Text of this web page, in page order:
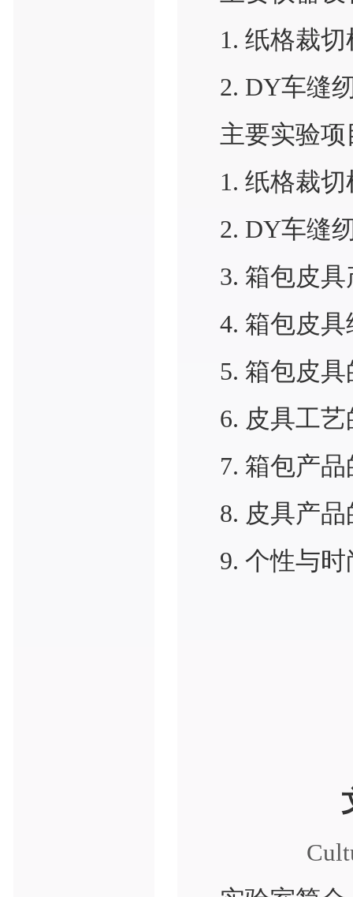
1. 纸格裁切
2. DY车缝
主要实验项
1. 纸格裁
2. DY车缝
3. 箱包皮
4. 箱包皮
5. 箱包皮
6. 皮具工
7. 箱包产
8. 皮具产
9. 个性与